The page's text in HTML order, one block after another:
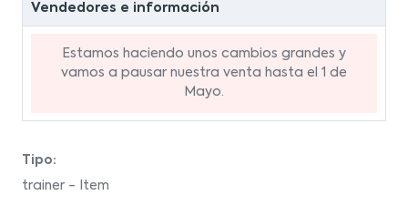
Vendedores e información
Estamos haciendo unos cambios grandes y
vamos a pausar nuestra venta hasta el 1 de
Mayo.
Tipo:
trainer - Item